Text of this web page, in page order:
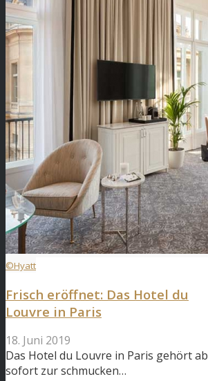
©Hyatt
Frisch eröffnet: Das Hotel du
Louvre in Paris
18. Juni 2019
Das Hotel du Louvre in Paris gehört ab
sofort zur schmucken…